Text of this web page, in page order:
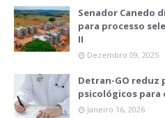
Senador Canedo
para processo
II
Dezembro 09, 2025
Detran-GO reduz
psicológicos para
Janeiro 16, 2026